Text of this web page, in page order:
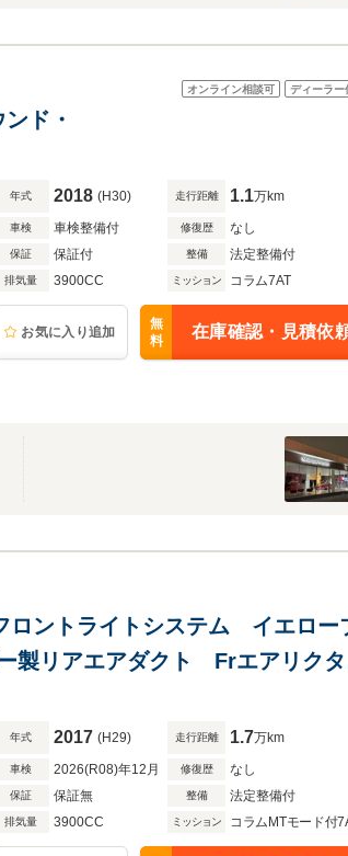
オンライン相談可 ディーラー
ド・
年式 2018 (H30) 走行距離 1.1万km
車検 車検整備付 修復歴 なし
保証 保証付 整備 法定整備付
排気量 3900CC ミッション コラム7AT
お気に入り追加
無
料
在庫確認・見積依
ロントライトシステム イエロー
製リアエアダクト Frエアリクタ
年式 2017 (H29) 走行距離 1.7万km
車検 2026(R08)年12月 修復歴 なし
保証 保証無 整備 法定整備付
排気量 3900CC ミッション コラムMTモード付